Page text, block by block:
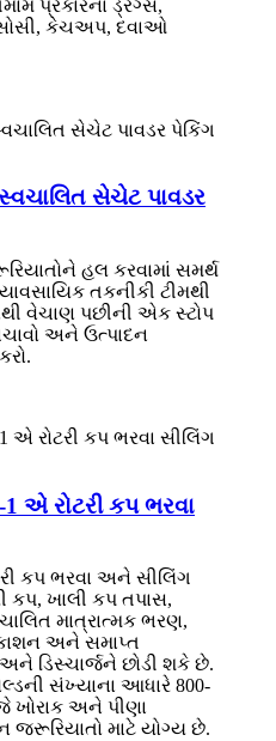
પ્રકારના ડ્રગ્સ,
સોસી, કેચઅપ, દવાઓ
સેચેટ પાવડર
હલ કરવામાં સમર્થ
તકનીકી ટીમથી
વેચાણ પછીની એક સ્ટોપ
અને ઉત્પાદન
રોટરી કપ ભરવા
કપ ભરવા અને સીલિંગ
ખાલી કપ તપાસ,
માત્રાત્મક ભરણ,
અને સમાપ્ત
ડિસ્ચાર્જને છોડી શકે છે.
સંખ્યાના આધારે 800-
ખોરાક અને પીણા
જરૂરિયાતો માટે યોગ્ય છે.